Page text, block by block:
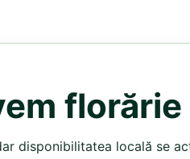
disponibilitatea locală se